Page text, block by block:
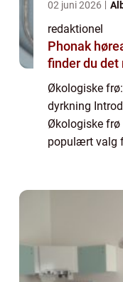
02 juni 2026
redaktionel
Phonak
finder du det
Økologiske
dyrkning
Økologiske frø
populært valg